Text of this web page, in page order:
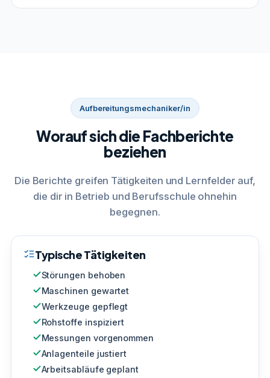
Aufbereitungsmechaniker/in
Worauf sich die Fachberichte
beziehen
Die Berichte greifen Tätigkeiten und Lernfelder auf,
die dir in Betrieb und Berufsschule ohnehin
begegnen.
Typische Tätigkeiten
Störungen behoben
Maschinen gewartet
Werkzeuge gepflegt
Rohstoffe inspiziert
Messungen vorgenommen
Anlagenteile justiert
Arbeitsabläufe geplant